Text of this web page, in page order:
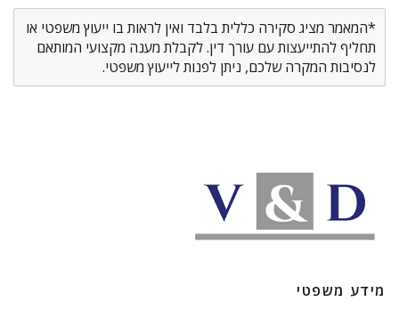
*המאמר מציג סקירה כללית בלבד ואין לראות בו ייעוץ משפטי או
תחליף להתייעצות עם עורך דין. לקבלת מענה מקצועי המותאם
לנסיבות המקרה שלכם, ניתן לפנות לייעוץ משפטי.
מידע משפטי